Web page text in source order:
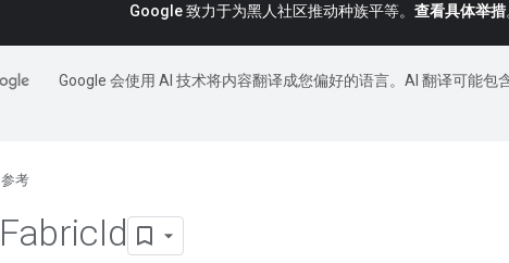
Google 致力于为黑人社区推动种族平等。 查看具体举措
Google 会使用 AI 技术将内容翻译成您偏好的语言。AI 翻译可能包
参考
FabricId